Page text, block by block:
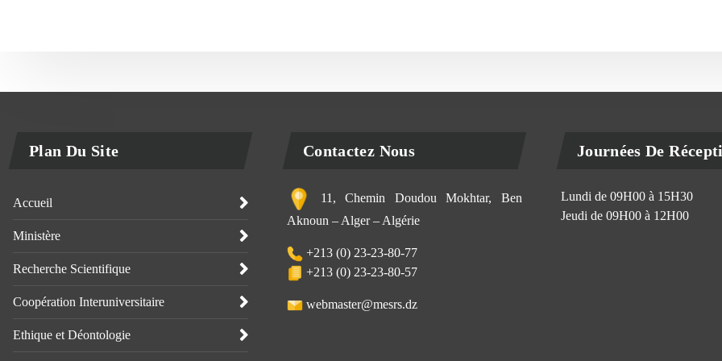
Plan Du Site
Accueil
Ministère
Recherche Scientifique
Coopération Interuniversitaire
Ethique et Déontologie
Contactez Nous
11, Chemin Doudou Mokhtar, Ben
Aknoun – Alger – Algérie
+213 (0) 23-23-80-77
+213 (0) 23-23-80-57
webmaster@mesrs.dz
Journées De
Lundi de 09H00 à 15H30
Jeudi de 09H00 à 12H00